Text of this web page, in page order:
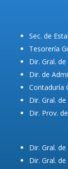
Sec. de
Tesorería
Dir. Gral.
Dir. de
Contaduría
Dir. Gral.
Dir. Prov.
Dir. Gral.
Dir. Gral.